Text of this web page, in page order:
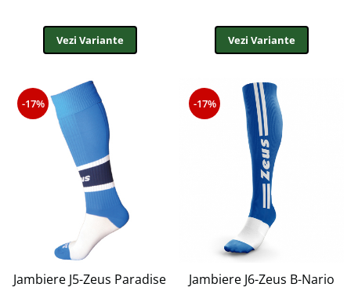
Vezi Variante Vezi Variante
-17%
Jambiere J5-Zeus Paradise
-17%
Jambiere J6-Zeus B-Nario